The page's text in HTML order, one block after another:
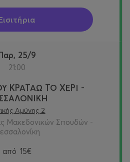
Παρ, 25/9
21:00
ΚΡΑΤΑΩ ΤΟ ΧΕΡΙ -
Αμύνης 2
Μακεδονικών Σπουδών -
από 15€